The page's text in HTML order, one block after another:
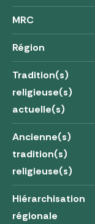
MRC
Région
Tradition(s)
religieuse(s)
actuelle(s)
Ancienne(s)
tradition(s)
religieuse(s)
Hiérarchisation
régionale